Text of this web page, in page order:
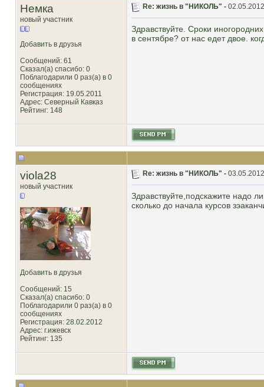
Немка
новый участник
Добавить в друзья
Сообщений: 61
Сказал(а) спасибо: 0
Поблагодарили 0 раз(а) в 0
сообщениях
Регистрация: 19.05.2011
Адрес: Северный Кавказ
Рейтинг: 148
Re: жизнь в "НИКОЛЬ" -
Здравствуйте. Сроки
в сентябре? от нас едет двое.
viola28
новый участник
Добавить в друзья
Сообщений: 15
Сказал(а) спасибо: 0
Поблагодарили 0 раз(а) в 0
сообщениях
Регистрация: 28.02.2012
Адрес: г.ижевск
Рейтинг: 135
Re: жизнь в "НИКОЛЬ" -
Здравствуйте,подскажите надо
сколько до начала курсов